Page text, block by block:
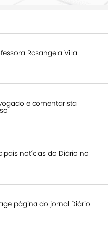
Rosangela Villa
e comentarista
notícias do Diário no
página do jornal Diário